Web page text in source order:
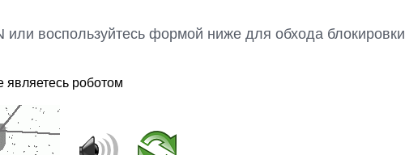
или воспользуйтесь формой ниже для обхода блокировки
являетесь роботом